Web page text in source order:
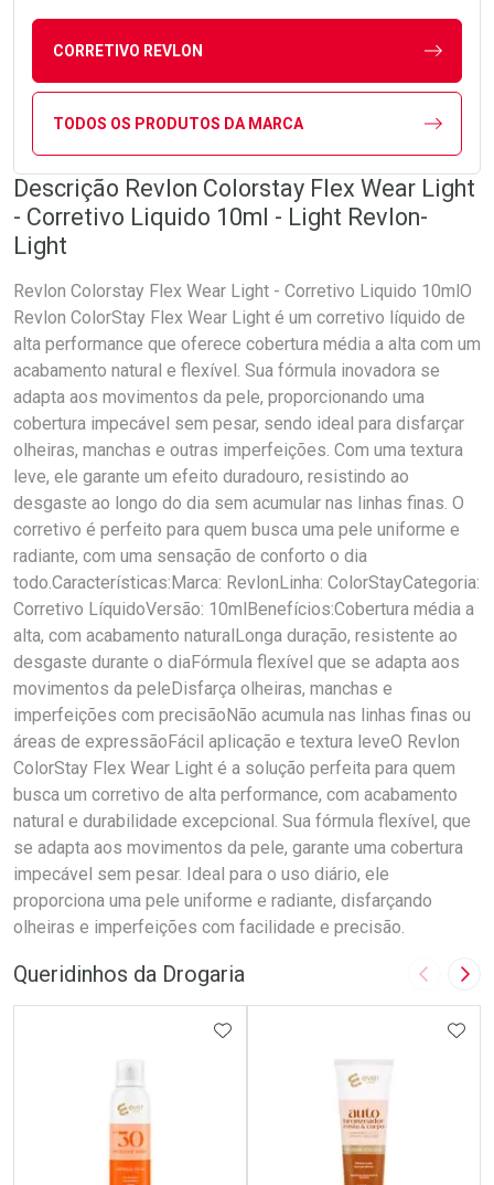
CORRETIVO REVLON
TODOS OS PRODUTOS DA MARCA
Descrição Revlon Colorstay Flex Wear Light
- Corretivo Liquido 10ml - Light Revlon-
Light
Revlon Colorstay Flex Wear Light - Corretivo Liquido 10mlO
Revlon ColorStay Flex Wear Light é um corretivo líquido de
alta performance que oferece cobertura média a alta com um
acabamento natural e flexível. Sua fórmula inovadora se
adapta aos movimentos da pele, proporcionando uma
cobertura impecável sem pesar, sendo ideal para disfarçar
olheiras, manchas e outras imperfeições. Com uma textura
leve, ele garante um efeito duradouro, resistindo ao
desgaste ao longo do dia sem acumular nas linhas finas. O
corretivo é perfeito para quem busca uma pele uniforme e
radiante, com uma sensação de conforto o dia
todo.Características:Marca: RevlonLinha: ColorStayCategoria:
Corretivo LíquidoVersão: 10mlBenefícios:Cobertura média a
alta, com acabamento naturalLonga duração, resistente ao
desgaste durante o diaFórmula flexível que se adapta aos
movimentos da peleDisfarça olheiras, manchas e
imperfeições com precisãoNão acumula nas linhas finas ou
áreas de expressãoFácil aplicação e textura leveO Revlon
ColorStay Flex Wear Light é a solução perfeita para quem
busca um corretivo de alta performance, com acabamento
natural e durabilidade excepcional. Sua fórmula flexível, que
se adapta aos movimentos da pele, garante uma cobertura
impecável sem pesar. Ideal para o uso diário, ele
proporciona uma pele uniforme e radiante, disfarçando
olheiras e imperfeições com facilidade e precisão.
Queridinhos da Drogaria Imagem
ADICIONAR AOS FAVORITOS